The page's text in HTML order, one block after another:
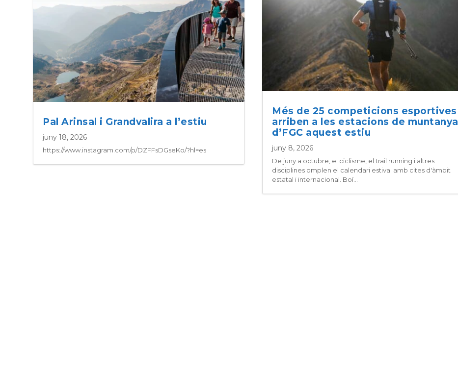
Pal Arinsal i Grandvalira a l’estiu
juny 18, 2026
https://www.instagram.com/p/DZFFsDGseKo/?hl=es
Més de 25 competicions esportives
arriben a les estacions de muntanya
d’FGC aquest estiu
juny 8, 2026
De juny a octubre, el ciclisme, el trail running i altres
disciplines omplen el calendari estival amb cites d'àmbit
estatal i internacional. Boí...